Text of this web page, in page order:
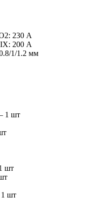
230 А
200 А
1/1.2 мм
1 шт
шт
1 шт